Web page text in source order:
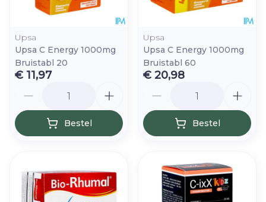
Upsa
Upsa C Energy 1000mg
Bruistabl 20
€ 11,97
Bestel
Upsa
Upsa C Energy 1000mg
Bruistabl 60
€ 20,98
Bestel